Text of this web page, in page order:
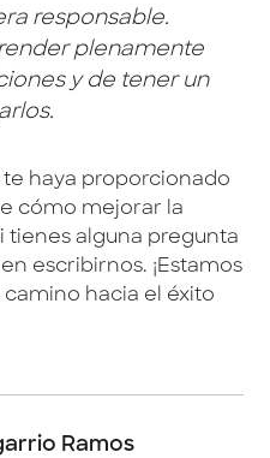
responsable.
plenamente
y de tener un
haya proporcionado
cómo mejorar la
tienes alguna pregunta
escribirnos. ¡Estamos
hacia el éxito
Ramos